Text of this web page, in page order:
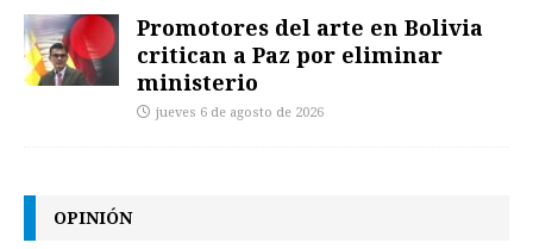
Promotores del arte en Bolivia
critican a Paz por eliminar
ministerio
jueves 6 de agosto de 2026
OPINIÓN